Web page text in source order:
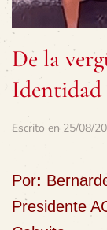
De la
Identidad
Escrito en 25/08/
Por:
Presidente